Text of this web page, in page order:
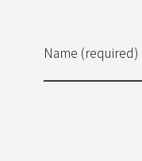
Name (required)